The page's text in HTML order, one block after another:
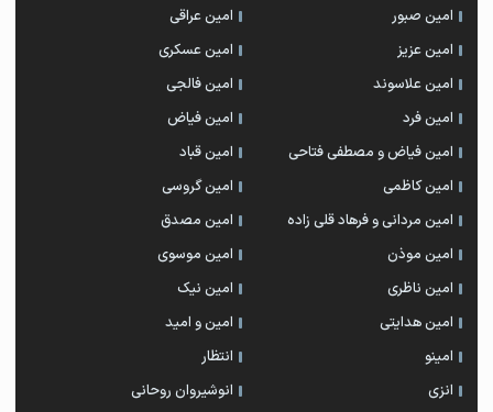
امین صبور
امین عراقی
امین عزیز
امین عسکری
امین علاسوند
امین فالجی
امین فرد
امین فیاض
امین فیاض و مصطفی فتاحی
امین قباد
امین کاظمی
امین گروسی
امین مردانی و فرهاد قلی زاده
امین مصدق
امین موذن
امین موسوی
امین ناظری
امین نیک
امین هدایتی
امین و امید
امینو
انتظار
انزی
انوشیروان روحانی